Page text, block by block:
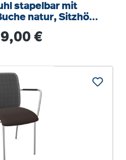
stapelbar mit
natur, Sitzhöhe
Preis:
€